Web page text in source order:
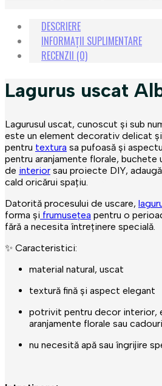
DESCRIERE
INFORMAȚII SUPLIMENTARE
RECENZII (0)
Lagurus uscat
Lagurusul uscat, cunoscut și sub
este un element decorativ delicat
pentru textura sa pufoasă și
pentru aranjamente florale, buchete
de interior sau proiecte DIY,
cald oricărui spațiu.
Datorită procesului de uscare,
forma și frumusețea pentru o
fără a necesita întreținere specială.
✨ Caracteristici:
material natural, uscat
textură fină și aspect elegant
potrivit pentru decor interior,
aranjamente florale sau cadouri
nu necesită apă sau îngrijire